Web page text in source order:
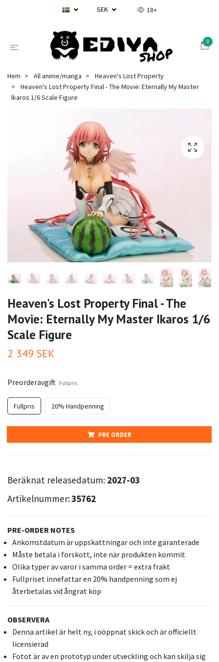
SEK 18+
0
Hem All anime/manga
Heaven's Lost Property
Heaven's Lost Property Final - The Movie: Eternally My Master
Ikaros 1/6 Scale Figure
Heaven's Lost Property Final - The
Movie: Eternally My Master Ikaros 1/6
Scale Figure
2 349 SEK
Preorderavgift Fullpris
Fullpris 20% Handpenning
PRE ORDER
Beräknat releasedatum: 2027-03
Artikelnummer:35762
PRE-ORDER NOTES
Ankomstdatum är uppskattningar och inte garanterade
Måste betala i förskott, inte när produkten kommit
Olika typer av varor i samma order = extra frakt
Fullpriset innefattar en 20% handpenning som ej
återbetalas vid ångrat köp
OBSERVERA
Denna artikel är helt ny, i oöppnat skick och är officiellt
licensierad
Fotot är av en prototyp under utveckling och kan skilja sig